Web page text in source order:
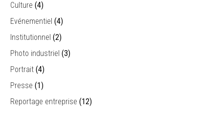
Culture (4)
Evénementiel (4)
Institutionnel (2)
Photo industriel (3)
Portrait (4)
Presse (1)
Reportage entreprise (12)